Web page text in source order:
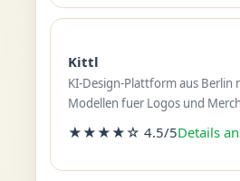
Kittl
KI-Design-Plattform aus Berlin
Modellen fuer Logos und
★★★★☆ 4.5/5Details